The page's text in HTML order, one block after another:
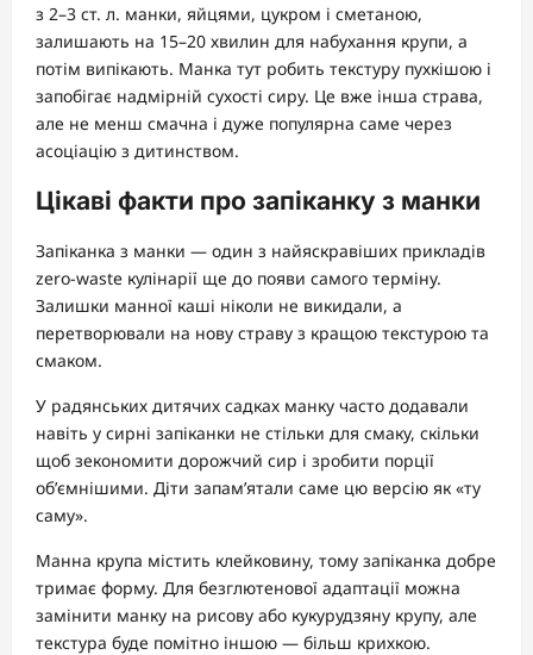
з 2–3 ст. л. манки, яйцями, цукром і сметаною,
залишають на 15–20 хвилин для набухання крупи, а
потім випікають. Манка тут робить текстуру пухкішою і
запобігає надмірній сухості сиру. Це вже інша страва,
але не менш смачна і дуже популярна саме через
асоціацію з дитинством.
Цікаві факти про запіканку з манки
Запіканка з манки — один з найяскравіших прикладів
zero-waste кулінарії ще до появи самого терміну.
Залишки манної каші ніколи не викидали, а
перетворювали на нову страву з кращою текстурою та
смаком.
У радянських дитячих садках манку часто додавали
навіть у сирні запіканки не стільки для смаку, скільки
щоб зекономити дорожчий сир і зробити порції
об’ємнішими. Діти запам’ятали саме цю версію як «ту
саму».
Манна крупа містить клейковину, тому запіканка добре
тримає форму. Для безглютенової адаптації можна
замінити манку на рисову або кукурудзяну крупу, але
текстура буде помітно іншою — більш крихкою.